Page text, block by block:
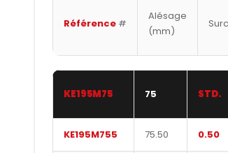
Référence #
Alésage
(mm)
KE195M75 75 STD.
KE195M755 75.50 0.50